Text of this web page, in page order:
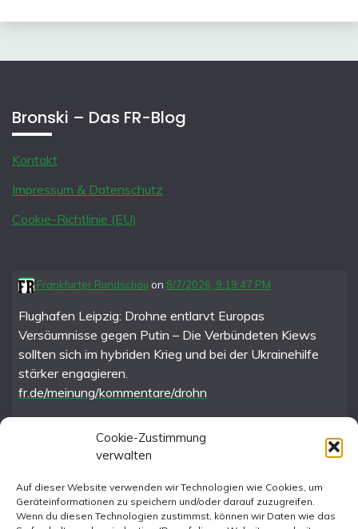
Cookie-Zustimmung
verwalten
Auf dieser Website verwenden wir Technologien wie Cookies, um
Geräteinformationen zu speichern und/oder darauf zuzugreifen.
Wenn du diesen Technologien zustimmst, können wir Daten wie das
Bronski – Das FR-Blog
Kontakt
Impressum & Datenschutz
Cookie-Richtlinie (EU)
Frankfurter Rundschau on 8/7/2026, 9:19:47 PM
Flughafen Leipzig: Drohne entlarvt Europas
Versäumnisse gegen Putin – Die Verbündeten Kiews
sollten sich im hybriden Krieg und bei der Ukrainehilfe
stärker engagieren.
fr.de/meinung/kommentare/drohn
Instagram